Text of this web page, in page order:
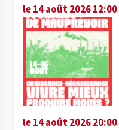
le 14 août 2026 12:00
le 14 août 2026 20:00